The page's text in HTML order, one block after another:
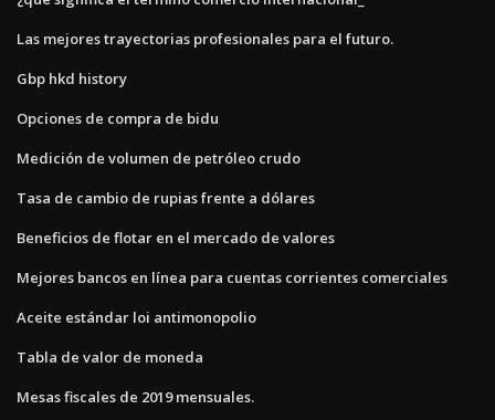
Las mejores trayectorias profesionales para el futuro.
Gbp hkd history
Opciones de compra de bidu
Medición de volumen de petróleo crudo
Tasa de cambio de rupias frente a dólares
Beneficios de flotar en el mercado de valores
Mejores bancos en línea para cuentas corrientes comerciales
Aceite estándar loi antimonopolio
Tabla de valor de moneda
Mesas fiscales de 2019 mensuales.